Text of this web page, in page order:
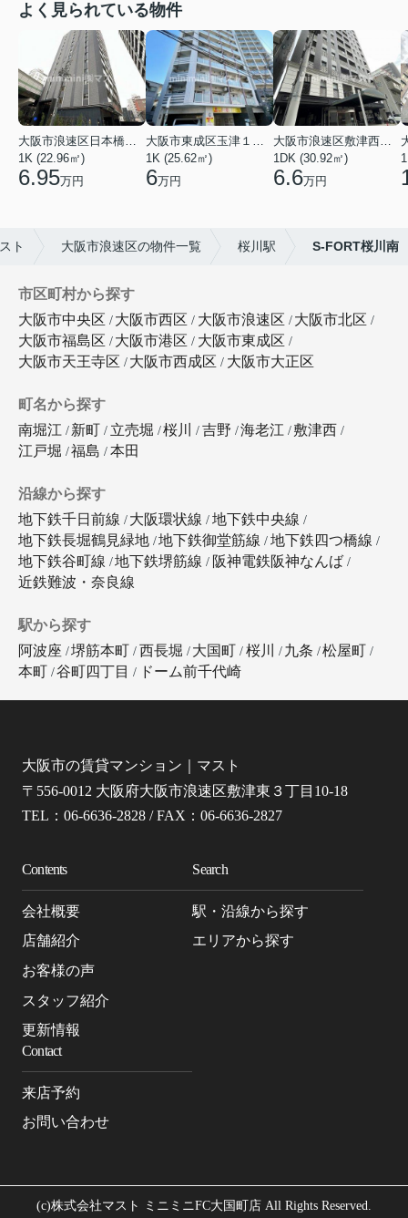
よく見られている物件
大阪市浪速区日本橋東３丁目
1K (22.96㎡)
6.95万円
大阪市東成区玉津１丁目
1K (25.62㎡)
6万円
大阪市浪速区敷津西１丁目
1DK (30.92㎡)
6.6万円
ト 大阪市浪速区の物件一覧 桜川駅 S-FORT桜川南
市区町村から探す
大阪市中央区
大阪市西区 大阪市浪速区
大阪市北区
大阪市福島区
大阪市港区
大阪市東成区
大阪市天王寺区
大阪市西成区 大阪市大正区
町名から探す
南堀江
新町 立売堀 桜川 吉野 海老江
敷津西
江戸堀
福島 本田
沿線から探す
地下鉄千日前線
大阪環状線 地下鉄中央線
地下鉄長堀鶴見緑地
地下鉄御堂筋線 地下鉄四つ橋線
地下鉄谷町線
地下鉄堺筋線 阪神電鉄阪神なんば
近鉄難波・奈良線
駅から探す
阿波座
堺筋本町 西長堀 大国町 桜川 九条
松屋町
本町
谷町四丁目 ドーム前千代崎
大阪市の賃貸マンション｜マスト
〒556-0012 大阪府大阪市浪速区敷津東３丁目10-18
TEL：06-6636-2828 / FAX：06-6636-2827
Contents
会社概要
店舗紹介
お客様の声
スタッフ紹介
更新情報
Search
駅・沿線から探す
エリアから探す
Contact
来店予約
お問い合わせ
(c)株式会社マスト ミニミニFC大国町店 All Rights Reserved.